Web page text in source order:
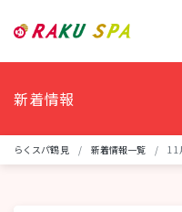
新着情報
らくスパ鶴見 新着情報一覧 11